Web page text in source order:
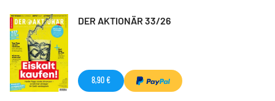
DER AKTIONÄR 33/26
8,90 €